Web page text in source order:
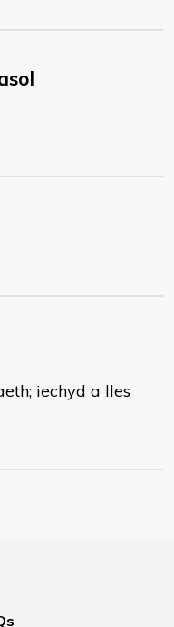
iechyd a lles